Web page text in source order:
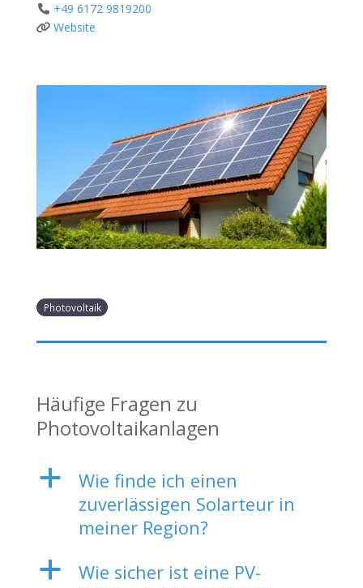
+49 6172 9819200
Website
Photovoltaik
Häufige Fragen zu
Photovoltaikanlagen
a
Wie finde ich einen
zuverlässigen Solarteur in
meiner Region?
a
Wie sicher ist eine PV-